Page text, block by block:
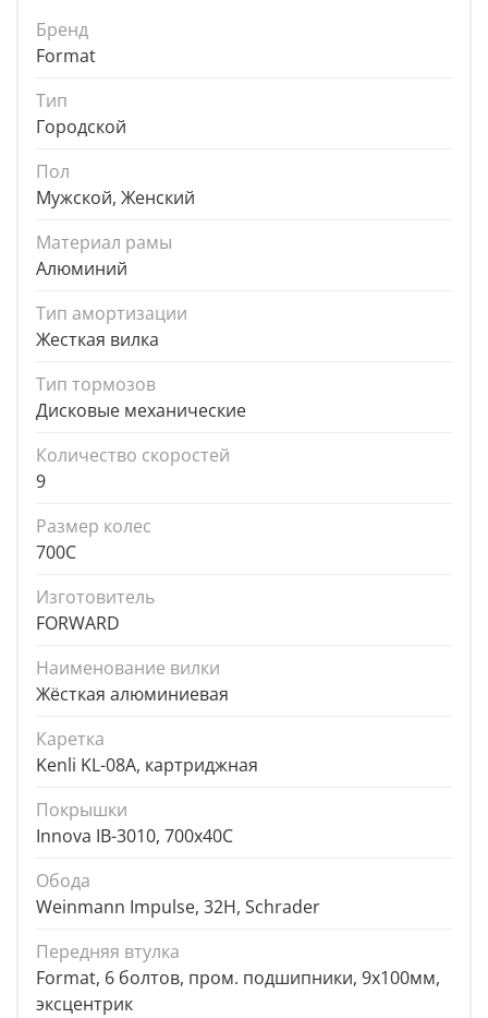
Бренд
Format
Тип
Городской
Пол
Мужской, Женский
Материал рамы
Алюминий
Тип амортизации
Жесткая вилка
Тип тормозов
Дисковые механические
Количество скоростей
9
Размер колес
700C
Изготовитель
FORWARD
Наименование вилки
Жёсткая алюминиевая
Каретка
Kenli KL-08A, картриджная
Покрышки
Innova IB-3010, 700x40C
Обода
Weinmann Impulse, 32Н, Schrader
Передняя втулка
Format, 6 болтов, пром. подшипники, 9x100мм,
эксцентрик